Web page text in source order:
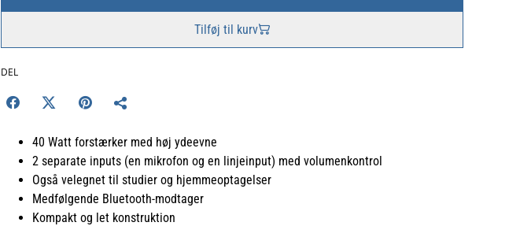
Tilføj til kurv
DEL
40 Watt forstærker med høj ydeevne
2 separate inputs (en mikrofon og en linjeinput) med volumenkontrol
Også velegnet til studier og hjemmeoptagelser
Medfølgende Bluetooth-modtager
Kompakt og let konstruktion